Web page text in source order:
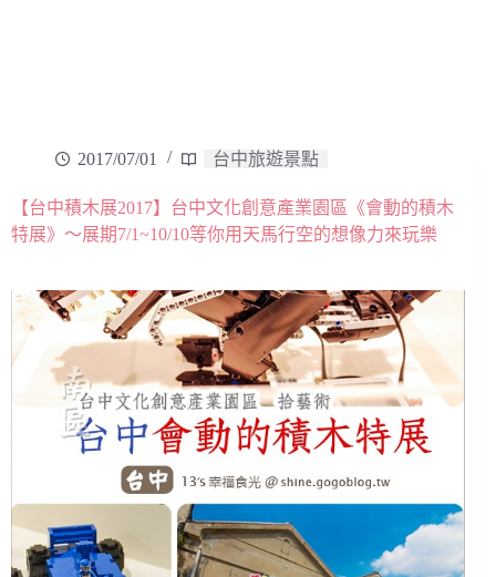
2017/07/01 台中旅遊景點
【台中積木展2017】台中文化創意產業園區《會動的積木
特展》～展期7/1~10/10等你用天馬行空的想像力來玩樂